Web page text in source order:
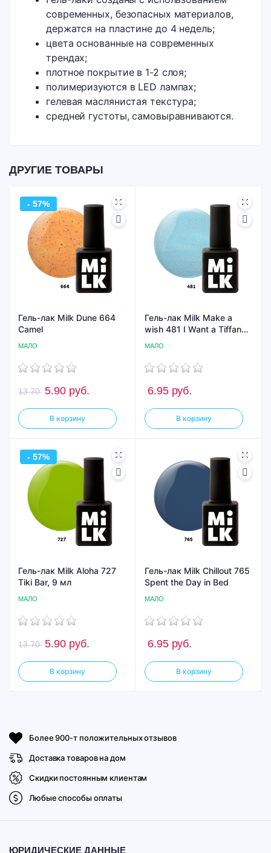
современных, безопасных материалов,
держатся на пластине до 4 недель;
цвета основанные на современных
трендах;
плотное покрытие в 1-2 слоя;
полимеризуются в LED лампах;
гелевая маслянистая текстура;
средней густоты, самовыравниваются.
ДРУГИЕ ТОВАРЫ
- 57%
Гель-лак Milk Dune 664
Camel
МАЛО
13.70 5.90 руб.
В корзину
Гель-лак Milk Make a
wish 481 I Want a Tiffany
МАЛО
6.95 руб.
В корзину
- 57%
Гель-лак Milk Aloha 727
Tiki Bar, 9 мл
МАЛО
13.70 5.90 руб.
В корзину
Гель-лак Milk Chillout 765
Spent the Day in Bed
МАЛО
6.95 руб.
В корзину
Более 900-т положительных отзывов
Доставка товаров на дом
Скидки постоянным клиентам
Любые способы оплаты
ЮРИДИЧЕСКИЕ ДАННЫЕ